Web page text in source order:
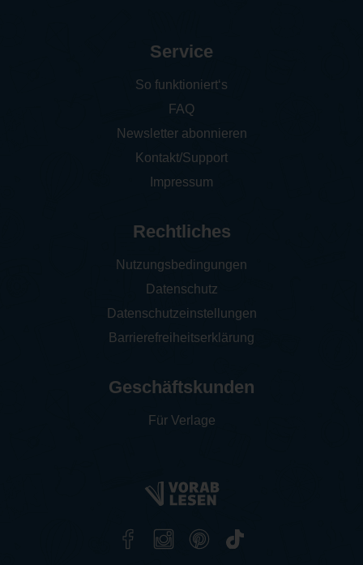
Service
So funktioniert‘s
FAQ
Newsletter abonnieren
Kontakt/Support
Impressum
Rechtliches
Nutzungsbedingungen
Datenschutz
Datenschutzeinstellungen
Barrierefreiheitserklärung
Geschäftskunden
Für Verlage